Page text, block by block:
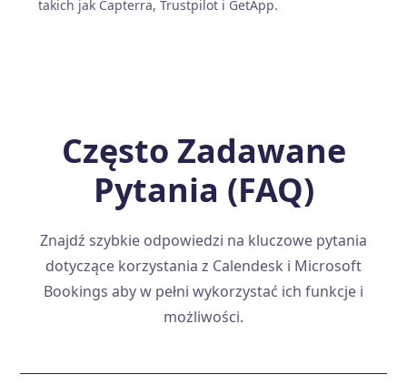
takich jak Capterra, Trustpilot i GetApp.
Często Zadawane
Pytania (FAQ)
Znajdź szybkie odpowiedzi na kluczowe pytania
dotyczące korzystania z Calendesk i Microsoft
Bookings aby w pełni wykorzystać ich funkcje i
możliwości.